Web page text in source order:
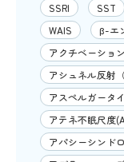
SSRI
SST
WAIS
β-エ
アクチベーショ
アシュネル反射
アスペルガータ
アテネ不眠尺度
アパシーシンド